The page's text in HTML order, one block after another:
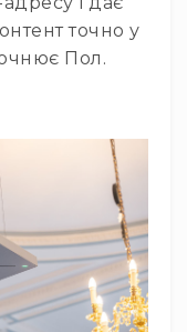
точно у
Пол.